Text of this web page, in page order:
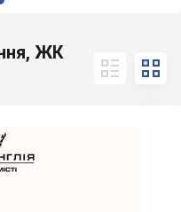
ЖК
 